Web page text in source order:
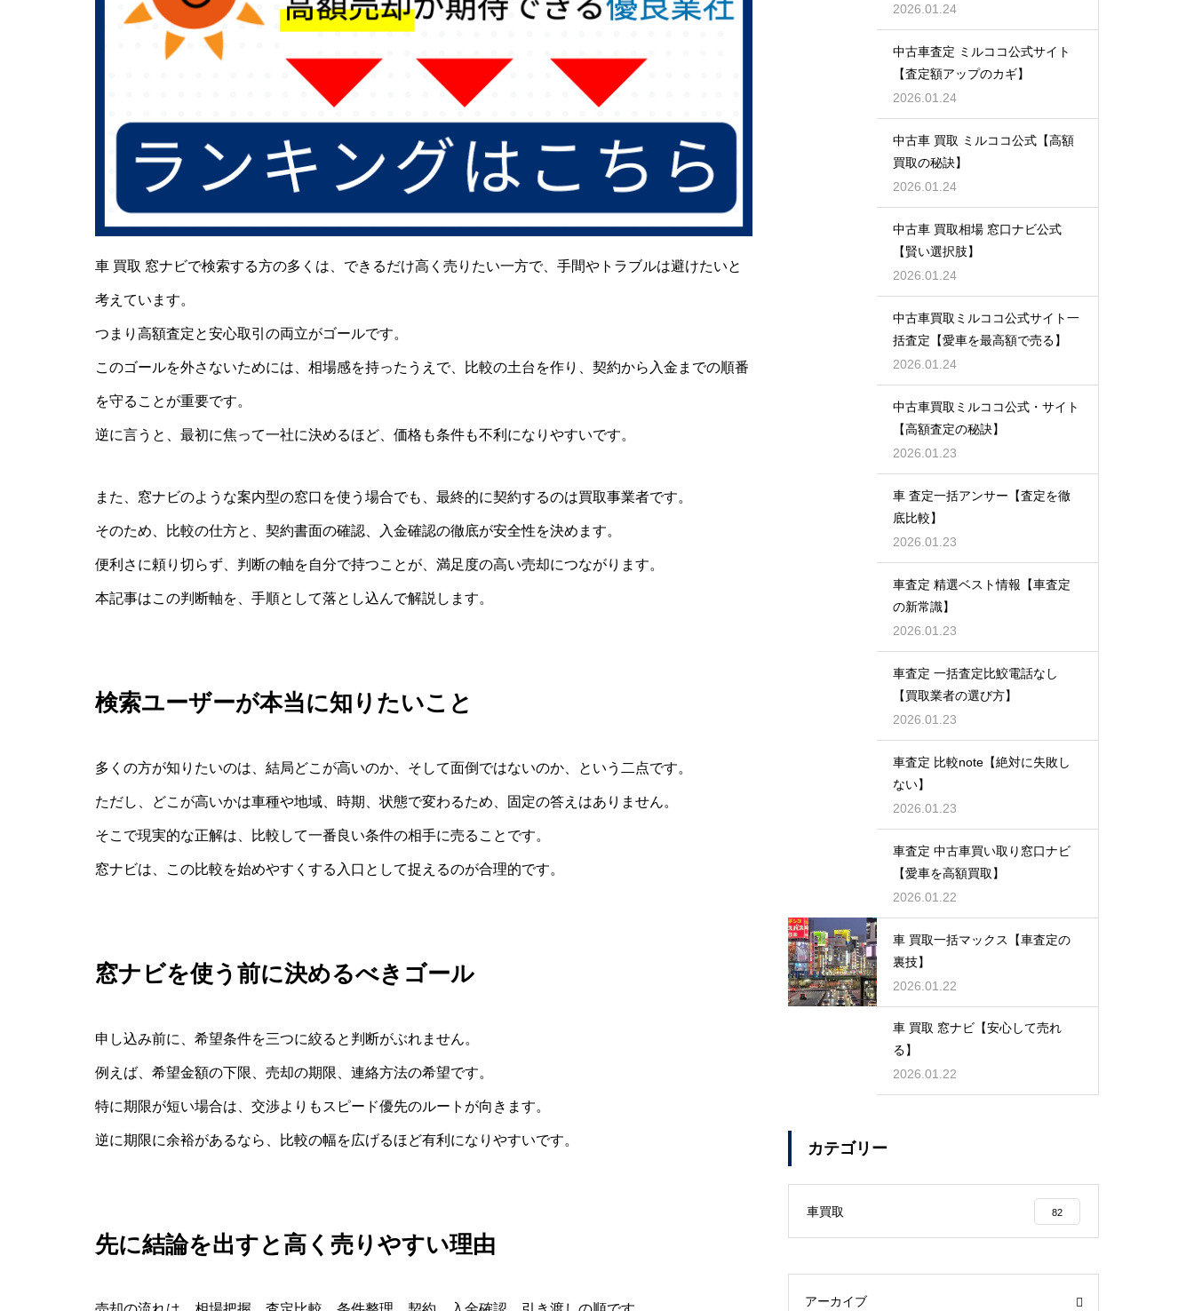
車 買取 窓ナビで検索する方の多くは、できるだけ高く売りたい一方で、手間やトラブルは避けたいと
考えています。
つまり高額査定と安心取引の両立がゴールです。
このゴールを外さないためには、相場感を持ったうえで、比較の土台を作り、契約から入金までの順番
を守ることが重要です。
逆に言うと、最初に焦って一社に決めるほど、価格も条件も不利になりやすいです。
また、窓ナビのような案内型の窓口を使う場合でも、最終的に契約するのは買取事業者です。
そのため、比較の仕方と、契約書面の確認、入金確認の徹底が安全性を決めます。
便利さに頼り切らず、判断の軸を自分で持つことが、満足度の高い売却につながります。
本記事はこの判断軸を、手順として落とし込んで解説します。
検索ユーザーが本当に知りたいこと
多くの方が知りたいのは、結局どこが高いのか、そして面倒ではないのか、という二点です。
ただし、どこが高いかは車種や地域、時期、状態で変わるため、固定の答えはありません。
そこで現実的な正解は、比較して一番良い条件の相手に売ることです。
窓ナビは、この比較を始めやすくする入口として捉えるのが合理的です。
窓ナビを使う前に決めるべきゴール
申し込み前に、希望条件を三つに絞ると判断がぶれません。
例えば、希望金額の下限、売却の期限、連絡方法の希望です。
特に期限が短い場合は、交渉よりもスピード優先のルートが向きます。
逆に期限に余裕があるなら、比較の幅を広げるほど有利になりやすいです。
先に結論を出すと高く売りやすい理由
2026.01.24
中古車査定 ミルココ公式サイト
【査定額アップのカギ】
2026.01.24
中古車 買取 ミルココ公式【高額
買取の秘訣】
2026.01.24
中古車 買取相場 窓口ナビ公式
【賢い選択肢】
2026.01.24
中古車買取ミルココ公式サイト一
括査定【愛車を最高額で売る】
2026.01.24
中古車買取ミルココ公式・サイト
【高額査定の秘訣】
2026.01.23
車 査定一括アンサー【査定を徹
底比較】
2026.01.23
車査定 精選ベスト情報【車査定
の新常識】
2026.01.23
車査定 一括査定比鮫電話なし
【買取業者の選び方】
2026.01.23
車査定 比較note【絶対に失敗し
ない】
2026.01.23
車査定 中古車買い取り窓口ナビ
【愛車を高額買取】
2026.01.22
車 買取一括マックス【車査定の
裏技】
2026.01.22
車 買取 窓ナビ【安心して売れ
る】
2026.01.22
カテゴリー
車買取 82
アーカイブ